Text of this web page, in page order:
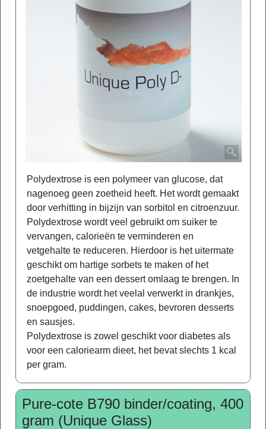
Polydextrose is een polymeer van glucose, dat
nagenoeg geen zoetheid heeft. Het wordt gemaakt
door verhitting in bijzijn van sorbitol en citroenzuur.
Polydextrose wordt veel gebruikt om suiker te
vervangen, calorieën te verminderen en
vetgehalte te reduceren. Hierdoor is het uitermate
geschikt om hartige sorbets te maken of het
zoetgehalte van een dessert omlaag te brengen. In
de industrie wordt het veelal verwerkt in drankjes,
snoepgoed, puddingen, cakes, bevroren desserts
en sausjes.
Polydextrose is zowel geschikt voor diabetes als
voor een caloriearm dieet, het bevat slechts 1 kcal
per gram.
Pure-cote B790 binder/coating, 400
gram (Unique Glass)